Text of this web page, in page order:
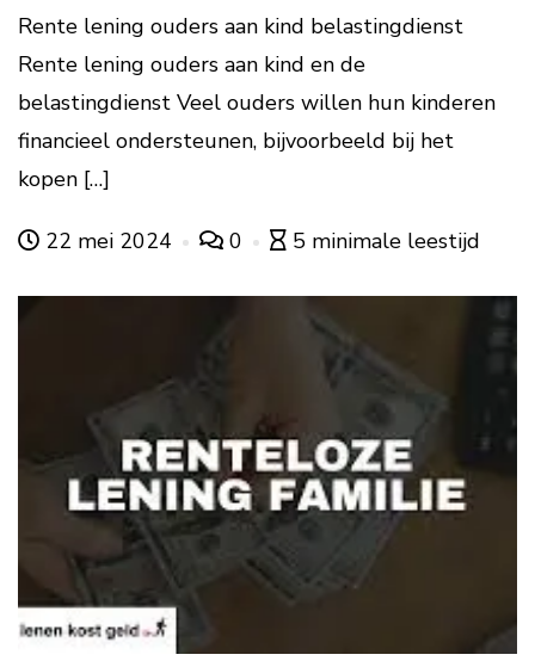
Rente lening ouders aan kind belastingdienst
Rente lening ouders aan kind en de
belastingdienst Veel ouders willen hun kinderen
financieel ondersteunen, bijvoorbeeld bij het
kopen […]
22 mei 2024 0 5 minimale leestijd